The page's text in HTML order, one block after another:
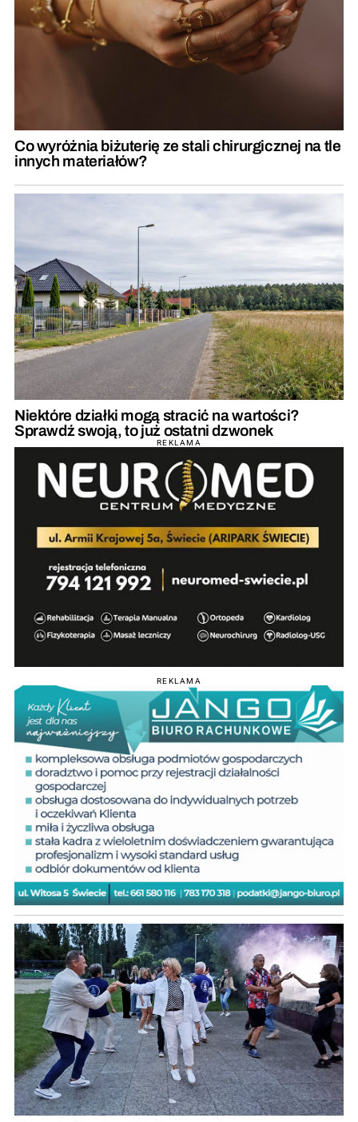
Co wyróżnia biżuterię ze stali chirurgicznej na tle
innych materiałów?
Niektóre działki mogą stracić na wartości?
Sprawdź swoją, to już ostatni dzwonek
REKLAMA
REKLAMA